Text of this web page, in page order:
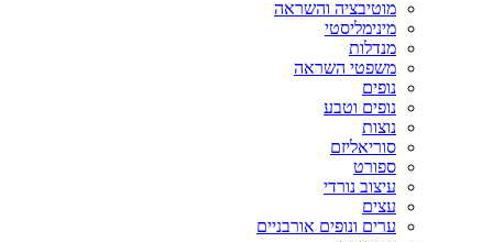
מוטיבציה והשראה
מינימליסטי
מנדלות
משפטי השראה
נופים
נופים וטבע
נוצות
סוריאליזם
ספורט
עיצוב נורדי
עצים
ערים ונופים אורבניים